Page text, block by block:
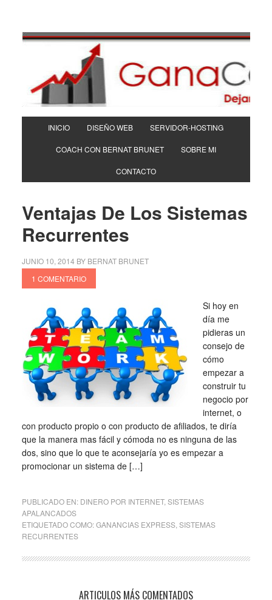
INICIO DISEÑO WEB SERVIDOR-HOSTING
COACH CON BERNAT BRUNET SOBRE MI
CONTACTO
Ventajas De Los Sistemas
Recurrentes
JUNIO 10, 2014 BY BERNAT BRUNET
1 COMENTARIO
Si hoy en
día me
pidieras un
consejo de
cómo
empezar a
construir tu
negocio por
internet, o
con producto propio o con producto de afiliados, te diría
que la manera mas fácil y cómoda no es ninguna de las
dos, sino que lo que te aconsejaría yo es empezar a
promocionar un sistema de […]
PUBLICADO EN: DINERO POR INTERNET, SISTEMAS
APALANCADOS
ETIQUETADO COMO:GANANCIAS EXPRESS, SISTEMAS
RECURRENTES
ARTICULOS MÁS COMENTADOS